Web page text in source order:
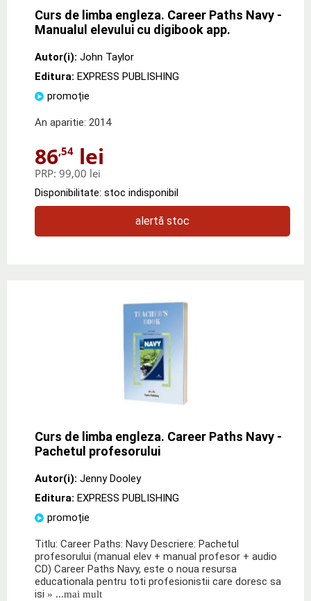
Curs de limba engleza. Career Paths Navy -
Manualul elevului cu digibook app.
Autor(i): John Taylor
Editura: EXPRESS PUBLISHING
promoție
An aparitie: 2014
86,54 lei
PRP: 99,00 lei
Disponibilitate: stoc indisponibil
alertă stoc
Curs de limba engleza. Career Paths Navy -
Pachetul profesorului
Autor(i): Jenny Dooley
Editura: EXPRESS PUBLISHING
promoție
Titlu: Career Paths: Navy Descriere: Pachetul
profesorului (manual elev + manual profesor + audio
CD) Career Paths Navy, este o noua resursa
educationala pentru toti profesionistii care doresc sa
isi » ...mai mult